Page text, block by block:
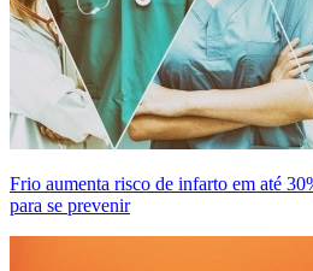
Frio aumenta risco de infarto em até
para se prevenir